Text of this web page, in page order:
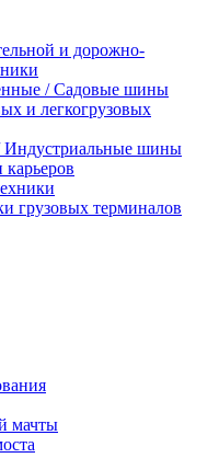
и дорожно-
/ Садовые шины
и легкогрузовых
шины
грузовых терминалов
мачты